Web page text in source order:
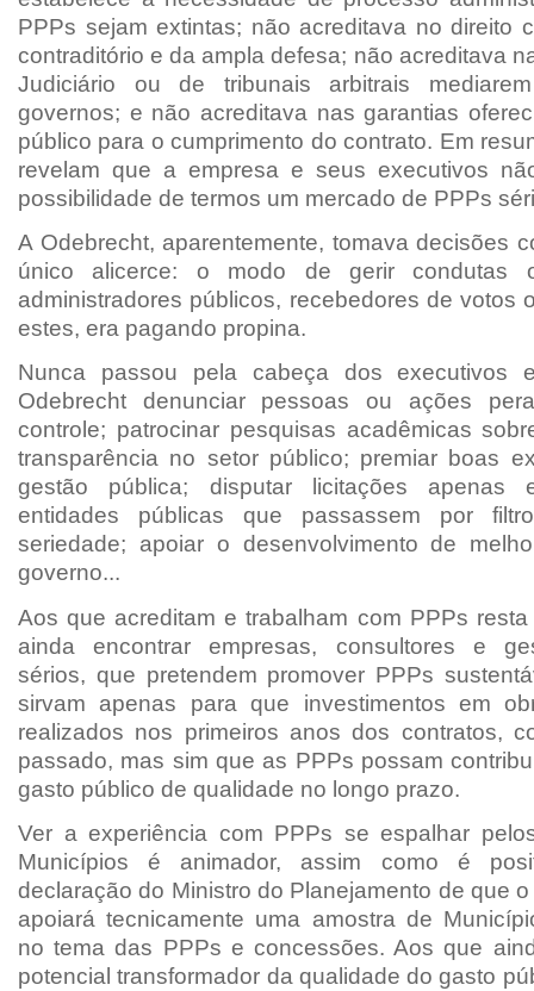
PPPs sejam extintas; não acreditava no direito
contraditório e da ampla defesa; não acreditava
Judiciário ou de tribunais arbitrais
governos; e não acreditava nas garantias
público para o cumprimento do contrato. Em
revelam que a empresa e seus executivos
possibilidade de termos um mercado de PPPs
A Odebrecht, aparentemente, tomava decisões
único alicerce: o modo de gerir condutas
administradores públicos, recebedores de votos
estes, era pagando propina.
Nunca passou pela cabeça dos executivos
Odebrecht denunciar pessoas ou ações
controle; patrocinar pesquisas acadêmicas
transparência no setor público; premiar boas
gestão pública; disputar licitações apenas
entidades públicas que passassem por
seriedade; apoiar o desenvolvimento de
governo...
Aos que acreditam e trabalham com PPPs
ainda encontrar empresas, consultores e
sérios, que pretendem promover PPPs
sirvam apenas para que investimentos em
realizados nos primeiros anos dos contratos,
passado, mas sim que as PPPs possam
gasto público de qualidade no longo prazo.
Ver a experiência com PPPs se espalhar
Municípios é animador, assim como é
declaração do Ministro do Planejamento de que
apoiará tecnicamente uma amostra de
no tema das PPPs e concessões. Aos que
potencial transformador da qualidade do gasto